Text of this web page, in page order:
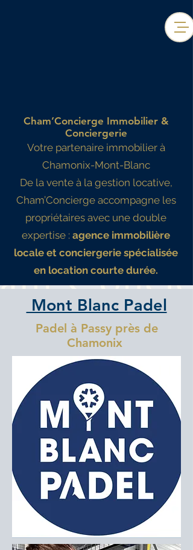
Cham’Concierge Immobilier &
Conciergerie
Votre partenaire immobilier à
Chamonix-Mont-Blanc
De la vente à la gestion locative,
Cham’Concierge accompagne les
propriétaires avec une double
expertise : agence immobilière
locale et conciergerie spécialisée
en location courte durée.
Mont Blanc Padel
Padel à Passy près de
Chamonix